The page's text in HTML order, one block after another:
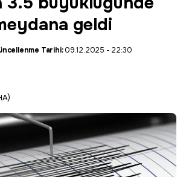
geldi
Tarihi:09.12.2025 - 22:30